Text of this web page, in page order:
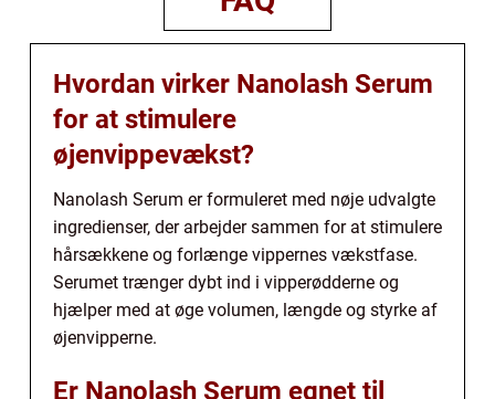
Hvordan virker Nanolash Serum
for at stimulere
øjenvippevækst?
Nanolash Serum er formuleret med nøje udvalgte
ingredienser, der arbejder sammen for at stimulere
hårsækkene og forlænge vippernes vækstfase.
Serumet trænger dybt ind i vipperødderne og
hjælper med at øge volumen, længde og styrke af
øjenvipperne.
Er Nanolash Serum egnet til